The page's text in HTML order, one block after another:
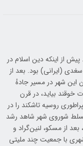
از اینکه دین اسلام در
(ایرانی) بود. بعد از
قرار گرفتن این شهر در مسیر جادهٔ
خوقند بیاید، در قرن
۱۷۸۴) تبدیل گردید. امپراطوری روسیه تاشکند را در
تسلط شوروی شهر شاهد رشد
از مسکو، لنین‌گراد و
با جمعیت چند ملیتی